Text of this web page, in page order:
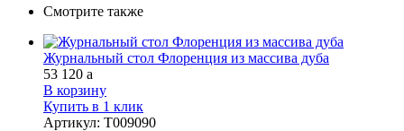
Смотрите также
Журнальный стол Флоренция из массива дуба
53 120 a
В корзину
Купить в 1 клик
Артикул: Т009090